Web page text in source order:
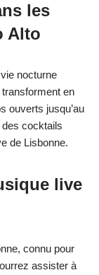
les
Alto
nocturne
en
ouverts jusqu’au
des cocktails
de Lisbonne.
live
connu pour
assister à